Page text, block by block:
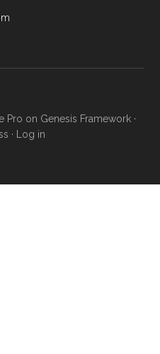
Pro on Genesis Framework·
· Log in